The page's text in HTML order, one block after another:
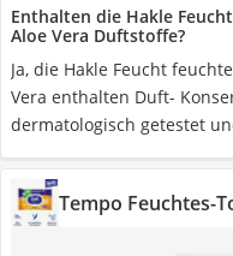
Enthalten die Hakle
Aloe Vera Duftstoffe?
Ja, die Hakle Feucht
Vera enthalten Duft-
dermatologisch getestet
Tempo Feuchtes-